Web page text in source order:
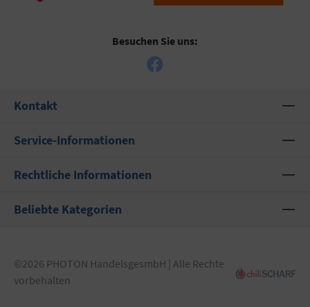
Besuchen Sie uns:
Kontakt
Service-Informationen
Rechtliche Informationen
Beliebte Kategorien
©2026 PHOTON HandelsgesmbH | Alle Rechte
vorbehalten